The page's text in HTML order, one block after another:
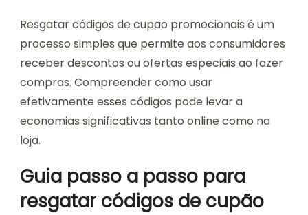
Resgatar códigos de cupão promocionais é um
processo simples que permite aos consumidores
receber descontos ou ofertas especiais ao fazer
compras. Compreender como usar
efetivamente esses códigos pode levar a
economias significativas tanto online como na
loja.
Guia passo a passo para
resgatar códigos de cupão